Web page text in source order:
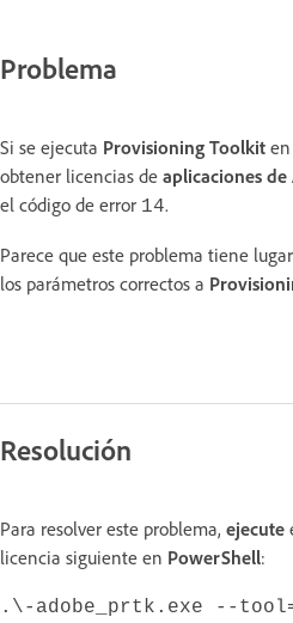
Problema
Si se ejecuta Provisioning Toolkit en
obtener licencias de aplicaciones
el código de error 14.
Parece que este problema tiene
los parámetros correctos a
Resolución
Para resolver este problema, ejecute
licencia siguiente en PowerShell:
.\-adobe_prtk.exe --